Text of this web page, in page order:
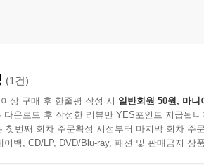
(1건)
상 구매 후 한줄평 작성 시 일반회원 50원, 마니
다운로드 후 작성한 리뷰만 YES포인트 지급됩니
첫번째 회차 주문확정 시점부터 마지막 회차 주
이백, CD/LP, DVD/Blu-ray, 패션 및 판매금지 상